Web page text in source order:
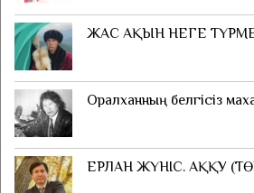
ЖАС АҚЫН НЕГЕ
Оралханның белгісіз
ЕРЛАН ЖҮНІС. АҚҚУ